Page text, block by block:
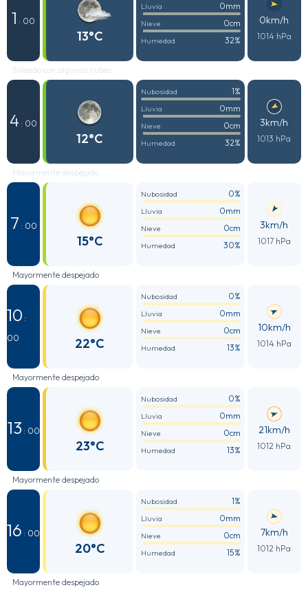
1 : 00
13°C
Lluvia 0mm
Nieve 0cm
Humedad 32%
0km/h
1014 hPa
Soleado con algunas nubes
4 : 00
12°C
Nubosidad 1%
Lluvia 0mm
Nieve 0cm
Humedad 32%
3km/h
1013 hPa
Mayormente despejado
7 : 00
15°C
Nubosidad 0%
Lluvia 0mm
Nieve 0cm
Humedad 30%
3km/h
1017 hPa
Mayormente despejado
10 :
00
22°C
Nubosidad 0%
Lluvia 0mm
Nieve 0cm
Humedad 13%
10km/h
1014 hPa
Mayormente despejado
13 : 00
23°C
Nubosidad 0%
Lluvia 0mm
Nieve 0cm
Humedad 13%
21km/h
1012 hPa
Mayormente despejado
16 : 00
20°C
Nubosidad 1%
Lluvia 0mm
Nieve 0cm
Humedad 15%
7km/h
1012 hPa
Mayormente despejado